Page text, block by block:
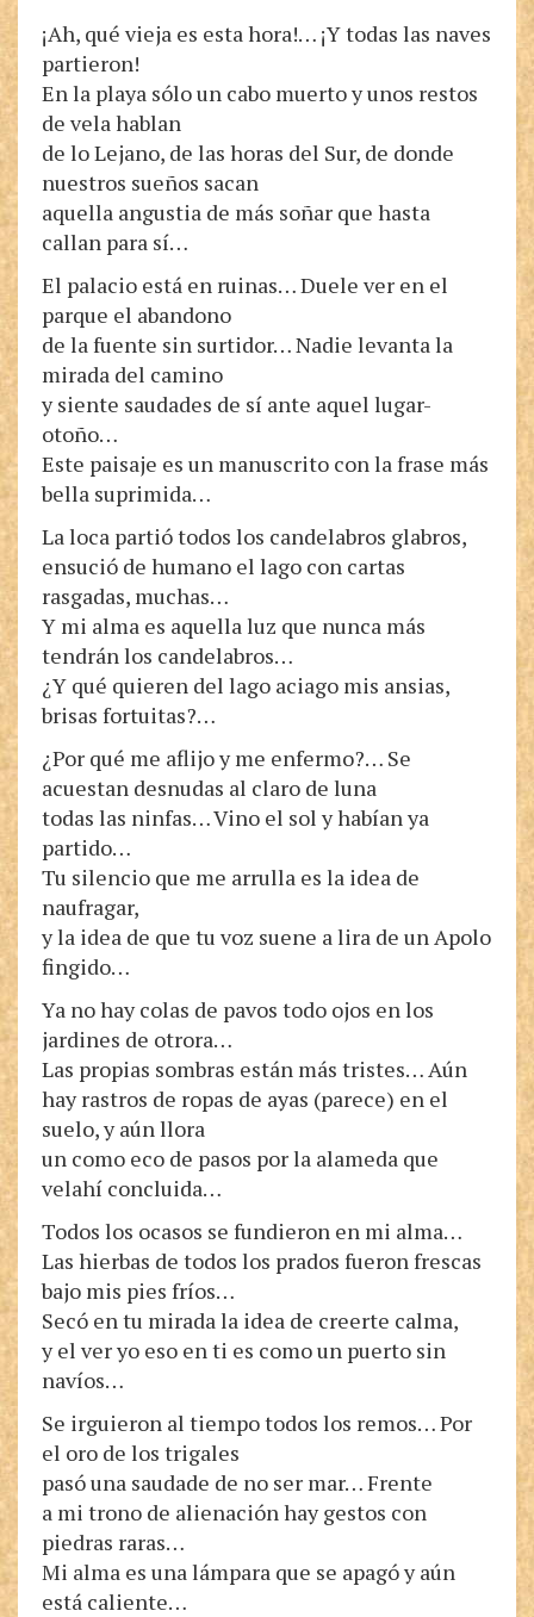
¡Ah, qué vieja es esta hora!… ¡Y todas las naves
partieron!
En la playa sólo un cabo muerto y unos restos
de vela hablan
de lo Lejano, de las horas del Sur, de donde
nuestros sueños sacan
aquella angustia de más soñar que hasta
callan para sí…
El palacio está en ruinas… Duele ver en el
parque el abandono
de la fuente sin surtidor… Nadie levanta la
mirada del camino
y siente saudades de sí ante aquel lugar-
otoño…
Este paisaje es un manuscrito con la frase más
bella suprimida…
La loca partió todos los candelabros glabros,
ensució de humano el lago con cartas
rasgadas, muchas…
Y mi alma es aquella luz que nunca más
tendrán los candelabros…
¿Y qué quieren del lago aciago mis ansias,
brisas fortuitas?…
¿Por qué me aflijo y me enfermo?… Se
acuestan desnudas al claro de luna
todas las ninfas… Vino el sol y habían ya
partido…
Tu silencio que me arrulla es la idea de
naufragar,
y la idea de que tu voz suene a lira de un Apolo
fingido…
Ya no hay colas de pavos todo ojos en los
jardines de otrora…
Las propias sombras están más tristes… Aún
hay rastros de ropas de ayas (parece) en el
suelo, y aún llora
un como eco de pasos por la alameda que
velahí concluida…
Todos los ocasos se fundieron en mi alma…
Las hierbas de todos los prados fueron frescas
bajo mis pies fríos…
Secó en tu mirada la idea de creerte calma,
y el ver yo eso en ti es como un puerto sin
navíos…
Se irguieron al tiempo todos los remos… Por
el oro de los trigales
pasó una saudade de no ser mar… Frente
a mi trono de alienación hay gestos con
piedras raras…
Mi alma es una lámpara que se apagó y aún
está caliente…